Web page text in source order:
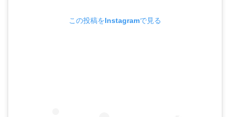
この投稿をInstagramで見る